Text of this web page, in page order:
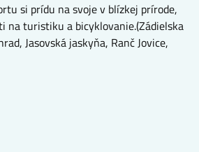
si prídu na svoje v blízkej prírode,
na turistiku a bicyklovanie.(Zádielska
Jasovská jaskyňa, Ranč Jovice,